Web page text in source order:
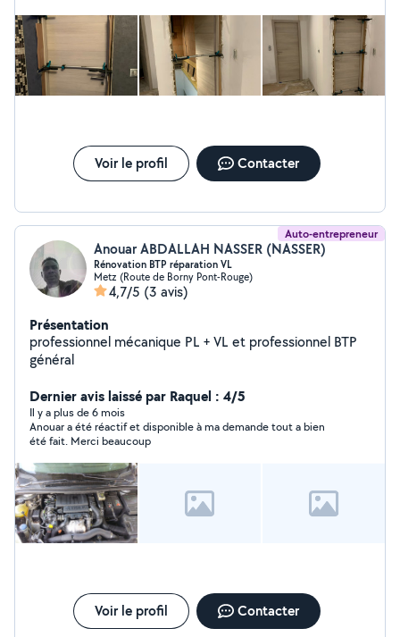
meubles -Tonte de pelouses/débroussaillages
Voir le profil Contacter
Auto-entrepreneur
Anouar ABDALLAH NASSER (NASSER)
Rénovation BTP réparation VL
Metz (Route de Borny Pont-Rouge)
4,7/5 (3 avis)
Présentation
professionnel mécanique PL + VL et professionnel BTP
général
Dernier avis laissé par Raquel : 4/5
Il y a plus de 6 mois
Anouar a été réactif et disponible à ma demande tout a bien
été fait. Merci beaucoup
Voir le profil Contacter